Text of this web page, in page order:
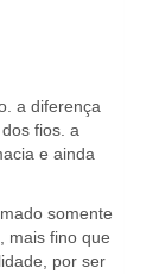
a diferença
fios. a
e ainda
somente
mais fino que
por ser